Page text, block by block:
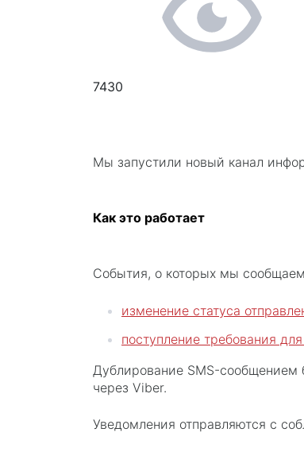
7430
Мы запустили новый канал
Как это работает
События, о которых мы
изменение статуса
поступление требования
Дублирование SMS-сообщением
через Viber.
Уведомления отправляются с